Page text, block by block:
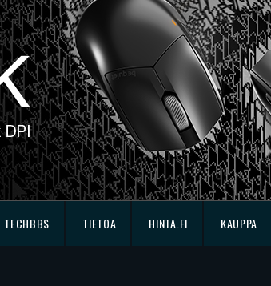
TECHBBS TIETOA HINTA.FI KAUPPA